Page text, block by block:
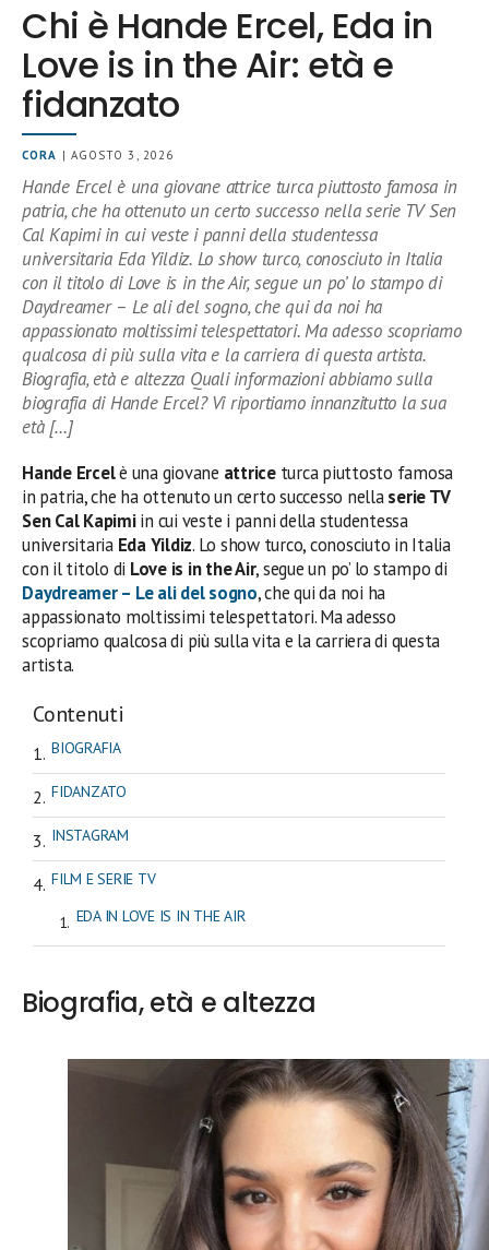
Chi è Hande Ercel, Eda in
Love is in the Air: età e
fidanzato
CORA | AGOSTO 3, 2026
Hande Ercel è una giovane attrice turca piuttosto famosa in
patria, che ha ottenuto un certo successo nella serie TV Sen
Cal Kapimi in cui veste i panni della studentessa
universitaria Eda Yildiz. Lo show turco, conosciuto in Italia
con il titolo di Love is in the Air, segue un po’ lo stampo di
Daydreamer – Le ali del sogno, che qui da noi ha
appassionato moltissimi telespettatori. Ma adesso scopriamo
qualcosa di più sulla vita e la carriera di questa artista.
Biografia, età e altezza Quali informazioni abbiamo sulla
biografia di Hande Ercel? Vi riportiamo innanzitutto la sua
età […]
Hande Ercelè una giovane attriceturca piuttosto famosa
in patria, che ha ottenuto un certo successo nellaserie TV
Sen Cal Kapimiin cui veste i panni della studentessa
universitaria Eda Yildiz. Lo show turco, conosciuto in Italia
con il titolo di Love is in the Air, segue un po’ lo stampo di
Daydreamer – Le ali del sogno, che qui da noi ha
appassionato moltissimi telespettatori. Ma adesso
scopriamo qualcosa di più sulla vita e la carriera di questa
artista.
Contenuti
BIOGRAFIA
FIDANZATO
INSTAGRAM
FILM E SERIE TV
EDA IN LOVE IS IN THE AIR
Biografia, età e altezza